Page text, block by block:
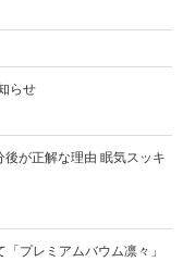
らせ
後が正解な理由 眠気スッキ
プレミアムバウム凛々」